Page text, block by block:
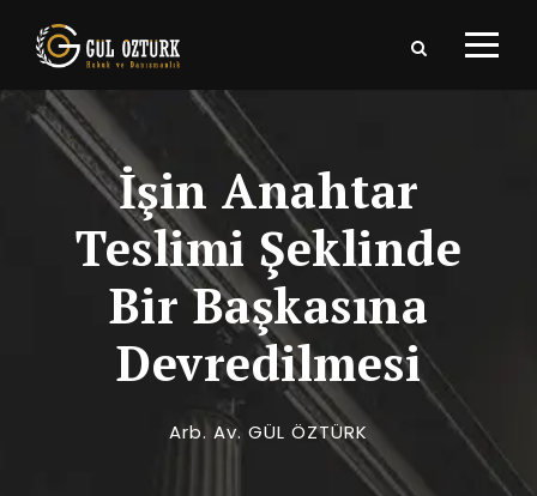
İşin Anahtar
Teslimi Şeklinde
Bir Başkasına
Devredilmesi
Arb. Av. GÜL ÖZTÜRK